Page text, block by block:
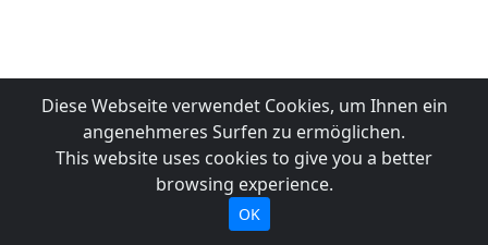
Diese Webseite verwendet Cookies, um Ihnen ein
angenehmeres Surfen zu ermöglichen.
This website uses cookies to give you a better
browsing experience.
OK